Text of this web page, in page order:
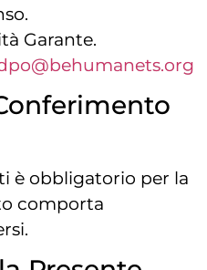
Garante.
è obbligatorio per la
comporta